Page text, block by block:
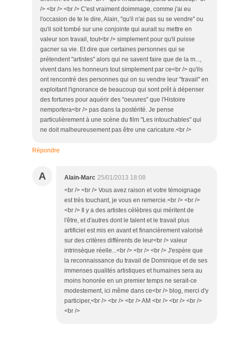
/> <br /> <br /> C'est vraiment doimmage, comme j'ai eu
l'occasion de te le dire, Alain, "qu'il n'ai pas su se vendre" ou
qu'il soit tombé sur une conjointe qui aurait su mettre en
valeur son travail, tout<br /> simplement pour qu'il puisse
gacner sa vie. Et dire que certaines personnes qui se
prétendent "artistes" alors qui ne savent faire que de la m...,
vivent dans les honneurs tout simplement par ce<br /> qu'ils
ont rencontré des personnes qui on su vendre leur "travail" en
exploitant l'ignorance de beaucoup qui sont prêt à dépenser
des fortunes pour aquérir des "oeuvres" que l'Histoire
nemportera<br /> pas dans la postérité. Je pense
particulièrement à une scène du film "Les intouchables" qui
ne doit malheureusement pas être une caricature.<br />
Répondre
A Alain-Marc 25/01/2013 18:08
<br /> <br /> Vous avez raison et votre témoignage
est très touchant, je vous en remercie.<br /> <br />
<br /> Il y a des artistes célèbres qui méritent de
l'être, et d'autres dont le talent et le travail plus
artificiel est mis en avant et financièrement valorisé
sur des critères différents de leur<br /> valeur
intrinsèque réelle...<br /> <br /> <br /> J'espère que
la reconnaissance du travail de Dominique et de ses
immenses qualités artistiques et humaines sera au
moins honorée en un premier temps ne serait-ce
modestement, ici même dans ce<br /> blog, merci d'y
participer,<br /> <br /> <br /> AM <br /> <br /> <br />
<br />